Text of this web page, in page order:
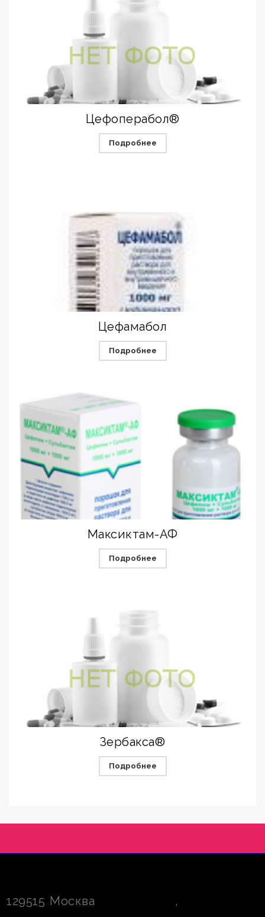
Цефоперабол®
Подробнее
Цефамабол
Подробнее
Максиктам-АФ
Подробнее
Зербакса®
Подробнее
129515 Москва
,